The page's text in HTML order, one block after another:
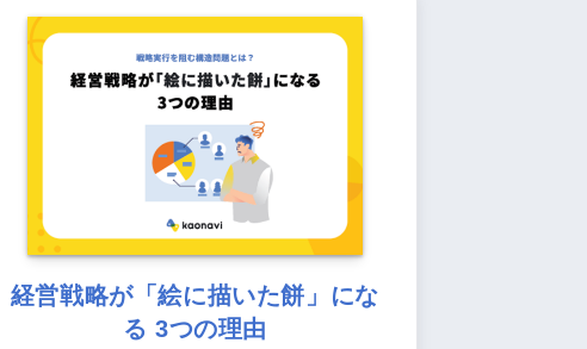
経営戦略が「絵に描いた餅」にな
る 3つの理由